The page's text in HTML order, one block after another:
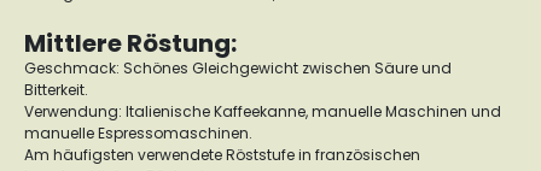
Mittlere Röstung:
Geschmack: Schönes Gleichgewicht zwischen Säure und
Bitterkeit.
Verwendung: Italienische Kaffeekanne, manuelle Maschinen und
manuelle Espressomaschinen.
Am häufigsten verwendete Röststufe in französischen